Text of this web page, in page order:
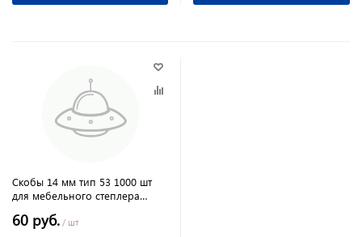
Скобы 14 мм тип 53 1000 шт
для мебельного степлера
60 руб. / шт